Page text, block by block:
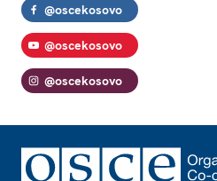
@oscekosovo
@oscekosovo
@oscekosovo